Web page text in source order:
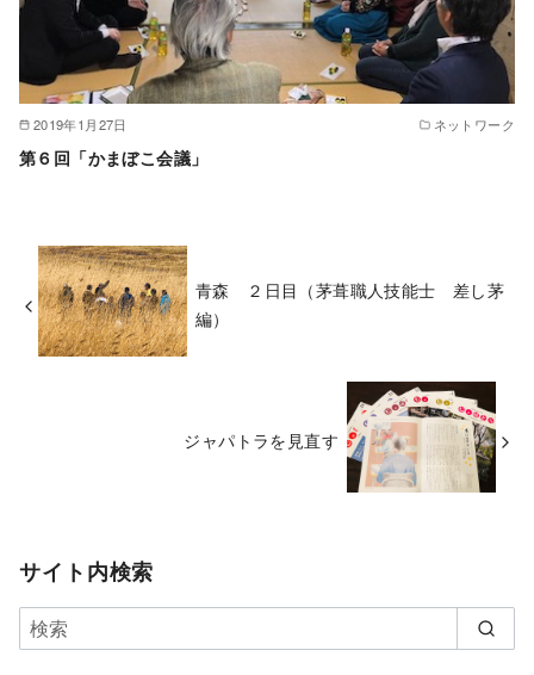
2019年1月27日 ネットワーク
第６回「かまぼこ会議」
青森 ２日目（茅葺職人技能士 差し茅
編）
ジャパトラを見直す
サイト内検索